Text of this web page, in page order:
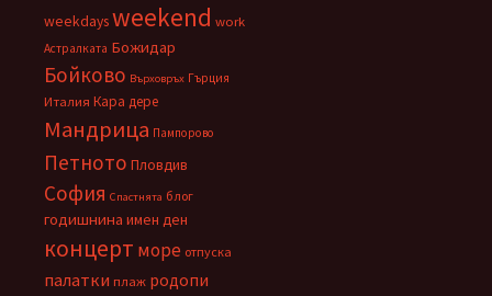
weekdaysweekend work
Астралката Божидар
Бойково Върховръх Гърция
Италия Кара дере
Мандрица Пампорово
Петното Пловдив
София Спастнята блог
годишнина имен ден
концерт море отпуска
палатки плаж родопи